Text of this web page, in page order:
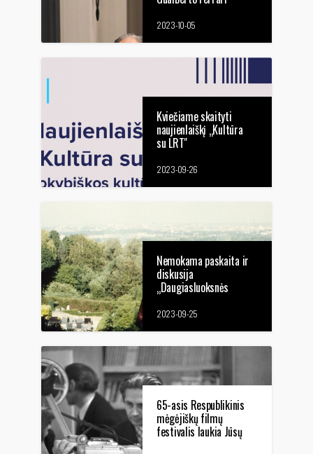
dirbtuves
profesionalams
2023-10-05
Kviečiame skaityti
naujienlaiškį „Kultūra
su LRT"
2023-09-26
Nemokama paskaita ir
diskusija
„Daugiasluoksnės
įtampos ir utopinės
kibirkštys Daniele'ės
Huillet ir Jeano-Marie
2023-09-25
65-asis Respublikinis
mėgėjiškų filmų
festivalis laukia Jūsų